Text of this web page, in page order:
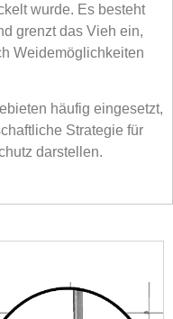
wurde. Es besteht
grenzt das Vieh ein,
Weidemöglichkeiten
häufig eingesetzt,
Strategie für
darstellen.